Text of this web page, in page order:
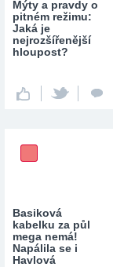
Mýty a pravdy o
pitném režimu:
Jaká je
nejrozšířenější
hloupost?
Basiková
kabelku za půl
mega nemá!
Napálila se i
Havlová